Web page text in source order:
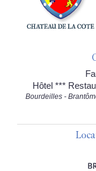
Hôtel ***
Bourdeilles -